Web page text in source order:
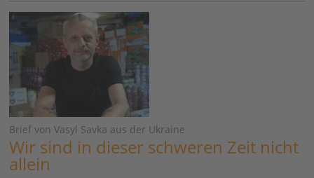
Brief von Vasyl Savka aus der Ukraine
Wir sind in dieser schweren Zeit nicht
allein